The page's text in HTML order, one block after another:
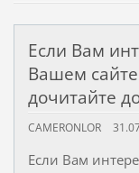
Если Вам
Вашем
дочитайте
CAMERONLOR
Если Вам